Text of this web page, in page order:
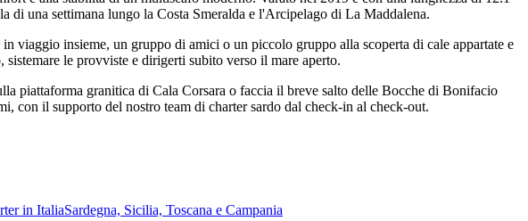
una settimana lungo la Costa Smeralda e l'Arcipelago di La Maddalena.
insieme, un gruppo di amici o un piccolo gruppo alla scoperta di cale appartate e
le provviste e dirigerti subito verso il mare aperto.
piattaforma granitica di Cala Corsara o faccia il breve salto delle Bocche di Bonifacio
con il supporto del nostro team di charter sardo dal check-in al check-out.
in ItaliaSardegna, Sicilia, Toscana e Campania